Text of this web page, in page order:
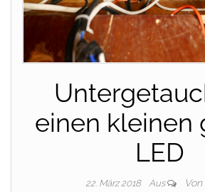
einen kleinen
LED
22. März 2018 Aus Von